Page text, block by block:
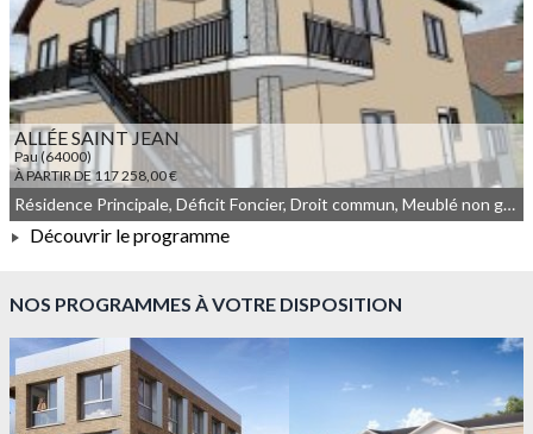
ALLÉE SAINT JEAN
Pau (64000)
À PARTIR DE 117 258,00 €
À PARTIR DE 117 258,00 €
Résidence Principale, Déficit Foncier, Droit commun, Meublé non géré, Denormandie
Découvrir le programme
NOS PROGRAMMES À VOTRE DISPOSITION